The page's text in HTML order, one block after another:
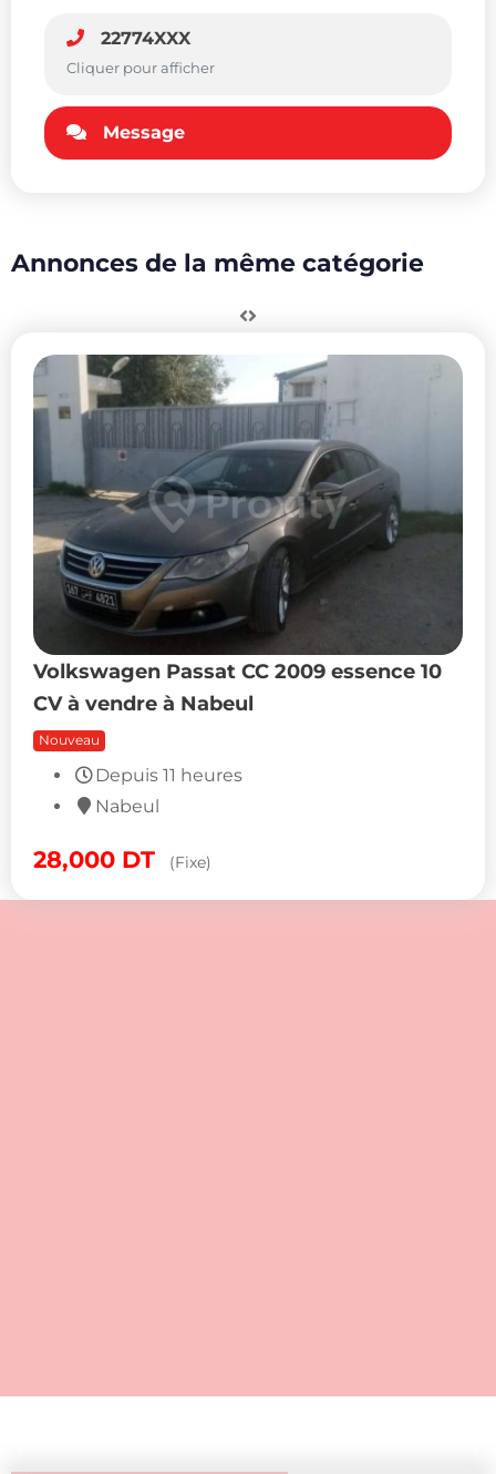
22774XXX
Cliquer pour afficher
Message
Annonces de la même catégorie
Volkswagen Passat CC 2009 essence 10
CV à vendre à Nabeul
Nouveau
Depuis 11 heures
Nabeul
28,000 DT (Fixe)